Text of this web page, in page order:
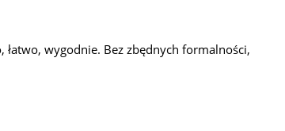
łatwo, wygodnie. Bez zbędnych formalności,